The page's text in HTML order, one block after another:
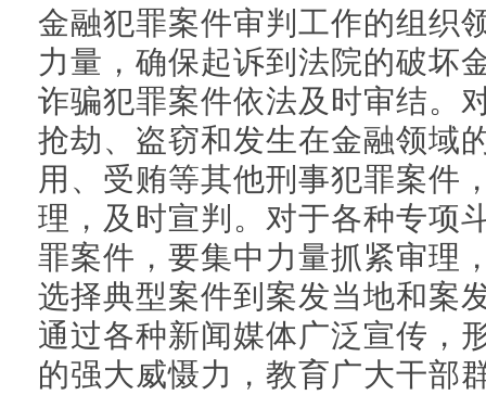
金融犯罪案件审判工作的组织
力量，确保起诉到法院的破坏
诈骗犯罪案件依法及时审结。
抢劫、盗窃和发生在金融领域
用、受贿等其他刑事犯罪案件
理，及时宣判。对于各种专项
罪案件，要集中力量抓紧审理
选择典型案件到案发当地和案
通过各种新闻媒体广泛宣传，
的强大威慑力，教育广大干部